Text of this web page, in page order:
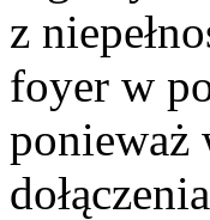
z
foyer w
ponieważ